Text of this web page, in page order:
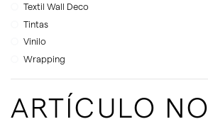
Textil Wall Deco
Tintas
Vinilo
Wrapping
ARTÍCULO NO